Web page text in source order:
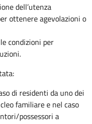
dell’utenza
ottenere agevolazioni o
condizioni per
di residenti da uno dei
familiare e nel caso
possessori a